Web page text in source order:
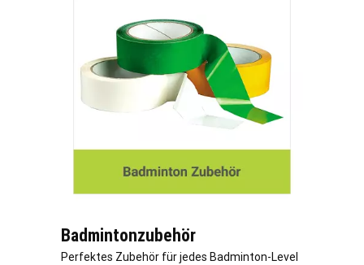
Badmintonzubehör
Perfektes Zubehör für jedes Badminton-Level